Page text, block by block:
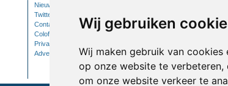
Wij gebruiken
Wij maken gebruik van
op onze website te verbeteren,
om onze website verkeer te
Nieuwsbrief
Twitter
Contact
Colofon
Privacy
Adverteren